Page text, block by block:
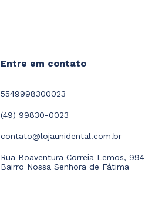
Entre em contato
5549998300023
(49) 99830-0023
contato@lojaunidental.com.br
Rua Boaventura Correia Lemos, 994
Bairro Nossa Senhora de Fátima